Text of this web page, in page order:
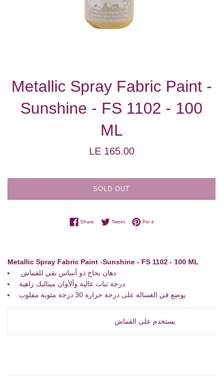
Metallic Spray Fabric Paint -
Sunshine - FS 1102 - 100
ML
Regular
LE 165.00
SOLD OUT
ShareShare on Facebook
TweetTweet on Twitter
Pin itPin on Pinterest
Metallic Spray Fabric Paint -Sunshine - FS 1102 - 100 ML
دهان بخاخ ذو أساس نقي للقماش
يستخدم على القماش